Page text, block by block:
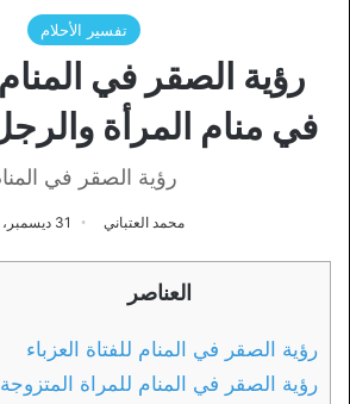
تفسير الأحلام
رؤية الصقر في
في منام المرأة
رؤية الصقر في
محمد العتباني 31 ديسمبر، 2019
العناصر
رؤية الصقر في المنام للفتاة العزباء
رؤية الصقر في المنام للمراة المتزوجة